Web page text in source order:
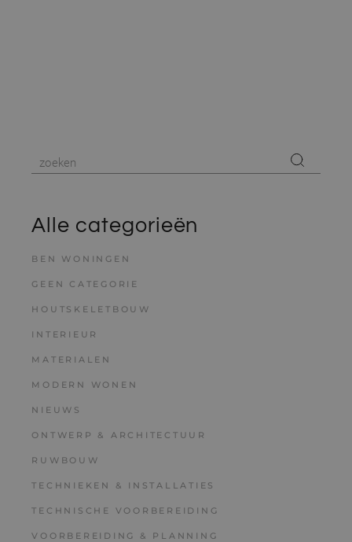
Alle categorieën
BEN WONINGEN
GEEN CATEGORIE
HOUTSKELETBOUW
INTERIEUR
MATERIALEN
MODERN WONEN
NIEUWS
ONTWERP & ARCHITECTUUR
RUWBOUW
TECHNIEKEN & INSTALLATIES
TECHNISCHE VOORBEREIDING
VOORBEREIDING & PLANNING